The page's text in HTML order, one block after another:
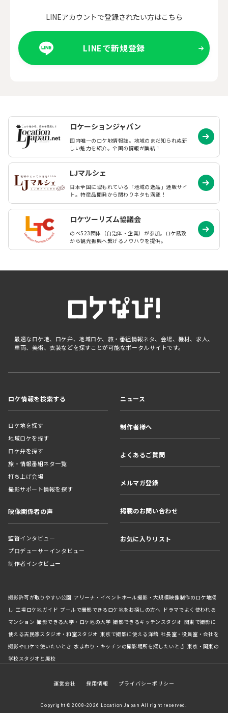
LINEアカウントで登録されたい方はこちら
LINEで新規登録
ロケーションジャパン
国内唯一のロケ地情報誌。地域のまだ知られぬ新
しい魅力を紹介。全国の情報が集結！
LJマルシェ
日本全国に埋もれている「地域の逸品」通販サイ
ト。特産品開発から関わりネタも満載！
ロケツーリズム協議会
のべ523団体（自治体・企業）が参加。ロケ誘致
から観光振興へ繋げるノウハウを提供。
最適なロケ地、ロケ弁、地域ロケ、旅・番組情報ネタ、会場、機材、求人、
車両、美術、衣装などを探すことが可能なポータルサイトです。
ロケ情報を検索する
ロケ地を探す
地域ロケを探す
ロケ弁を探す
旅・情報番組ネタ一覧
打ち上げ会場
撮影サポート情報を探す
映像関係者の声
監督インタビュー
プロデューサーインタビュー
制作者インタビュー
ニュース
制作者様へ
よくあるご質問
メルマガ登録
掲載のお問い合わせ
お気に入りリスト
撮影許可が取りやすい公園 アリーナ・イベントホール撮影・大規模映像制作のロケ地探
し 工場ロケ地ガイド プールで撮影できるロケ地をお探しの方へ ドラマでよく使われる
マンション 撮影できる大学・ロケ地の大学 撮影できるキッチンスタジオ 関東で撮影に
使える古民家スタジオ・和室スタジオ 東京で撮影に使える洋館 社長室・役員室・会社を
撮影やロケで使いたいとき 水まわり・キッチンの撮影場所を探したいとき 東京・関東の
学校スタジオと廃校
運営会社 採用情報 プライバシーポリシー
Copyright © 2008-2026 Location Japan All right reserved.